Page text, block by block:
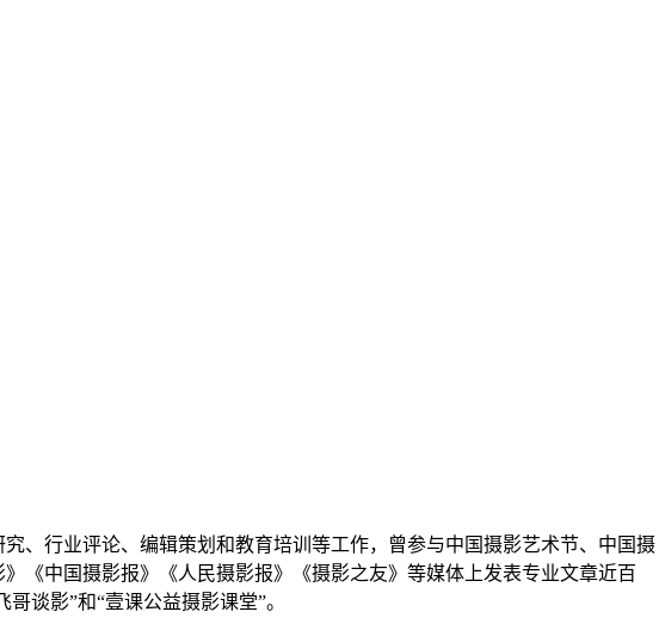
、行业评论、编辑策划和教育培训等工作，曾参与中国摄影艺术节、中国摄
《中国摄影报》《人民摄影报》《摄影之友》等媒体上发表专业文章近百
谈影”和“壹课公益摄影课堂”。